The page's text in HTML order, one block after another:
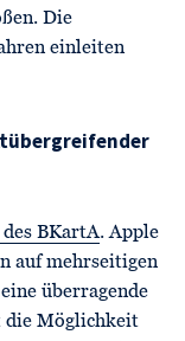
Die
einleiten
BKartA. Apple
auf mehrseitigen
überragende
die Möglichkeit